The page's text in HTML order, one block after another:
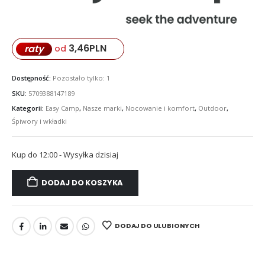
raty od 3,46PLN
Dostępność: Pozostało tylko: 1
SKU: 5709388147189
Kategorii: Easy Camp, Nasze marki, Nocowanie i komfort, Outdoor,
Śpiwory i wkładki
Kup do 12:00 - Wysyłka dzisiaj
DODAJ DO KOSZYKA
DODAJ DO ULUBIONYCH